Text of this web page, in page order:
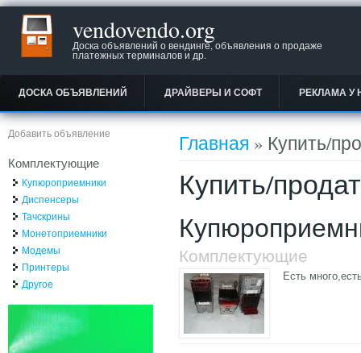
vendovendo.org
Доска объявлений о вендинге, объявления о продаже
платежных терминалов и др.
ДОСКА ОБЪЯВЛЕНИЙ ДРАЙВЕРЫ И СОФТ РЕКЛАМА У
Вы здесь
Главная » Купить/
Купить/
Комплектующие
Есть
Добавить объявление
Комплектующие
Купюроприемники
Диспенсеры
Тачскрины
Монетоприемники
Модемы
Принтеры
Другое